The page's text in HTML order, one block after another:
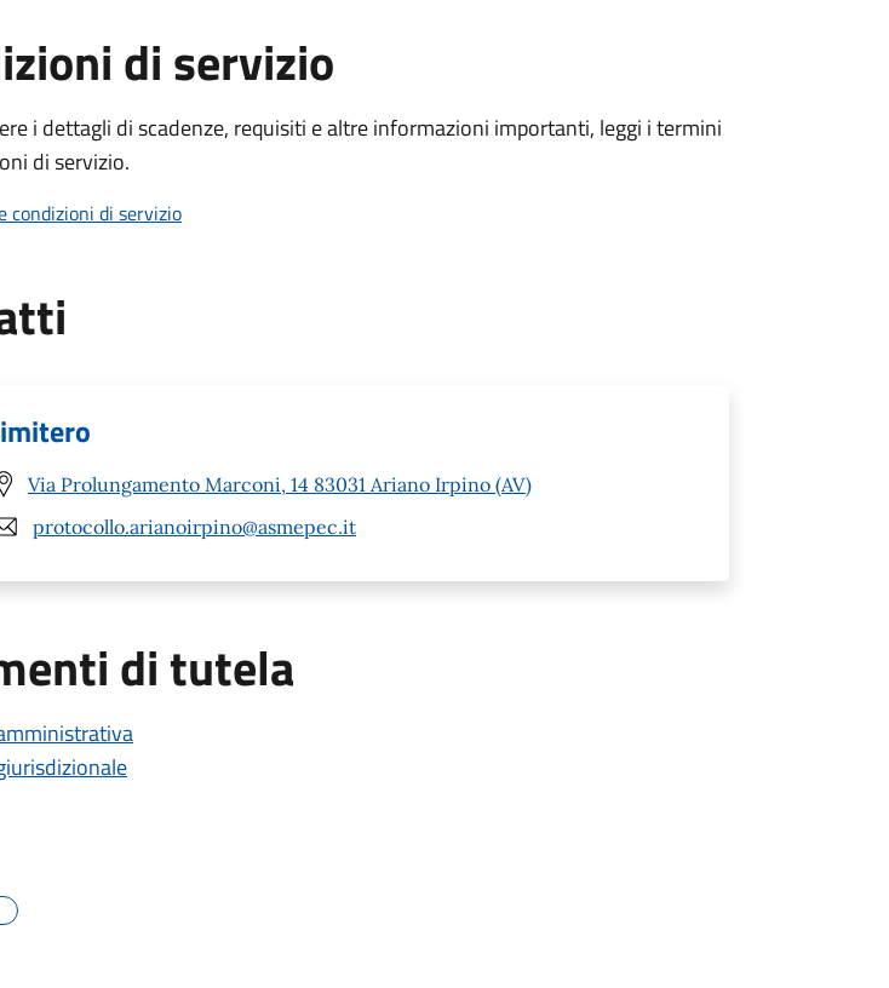
di servizio
i dettagli di scadenze, requisiti e altre informazioni importanti, leggi i termini
di servizio.
condizioni di servizio
Via Prolungamento Marconi, 14 83031 Ariano Irpino (AV)
protocollo.arianoirpino@asmepec.it
di tutela